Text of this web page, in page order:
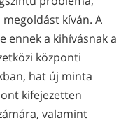
kíván. A
ennek a kihívásnak a
központi
hat új minta
kifejezetten
valamint